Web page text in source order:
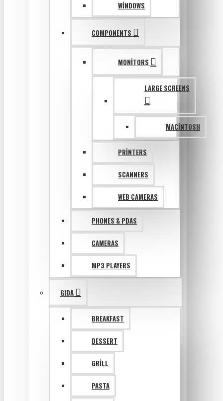
WINDOWS
COMPONENTS
MONITORS
LARGE SCREENS
MACINTOSH
PRINTERS
SCANNERS
WEB CAMERAS
PHONES & PDAS
CAMERAS
MP3 PLAYERS
GIDA
BREAKFAST
DESSERT
GRILL
PASTA